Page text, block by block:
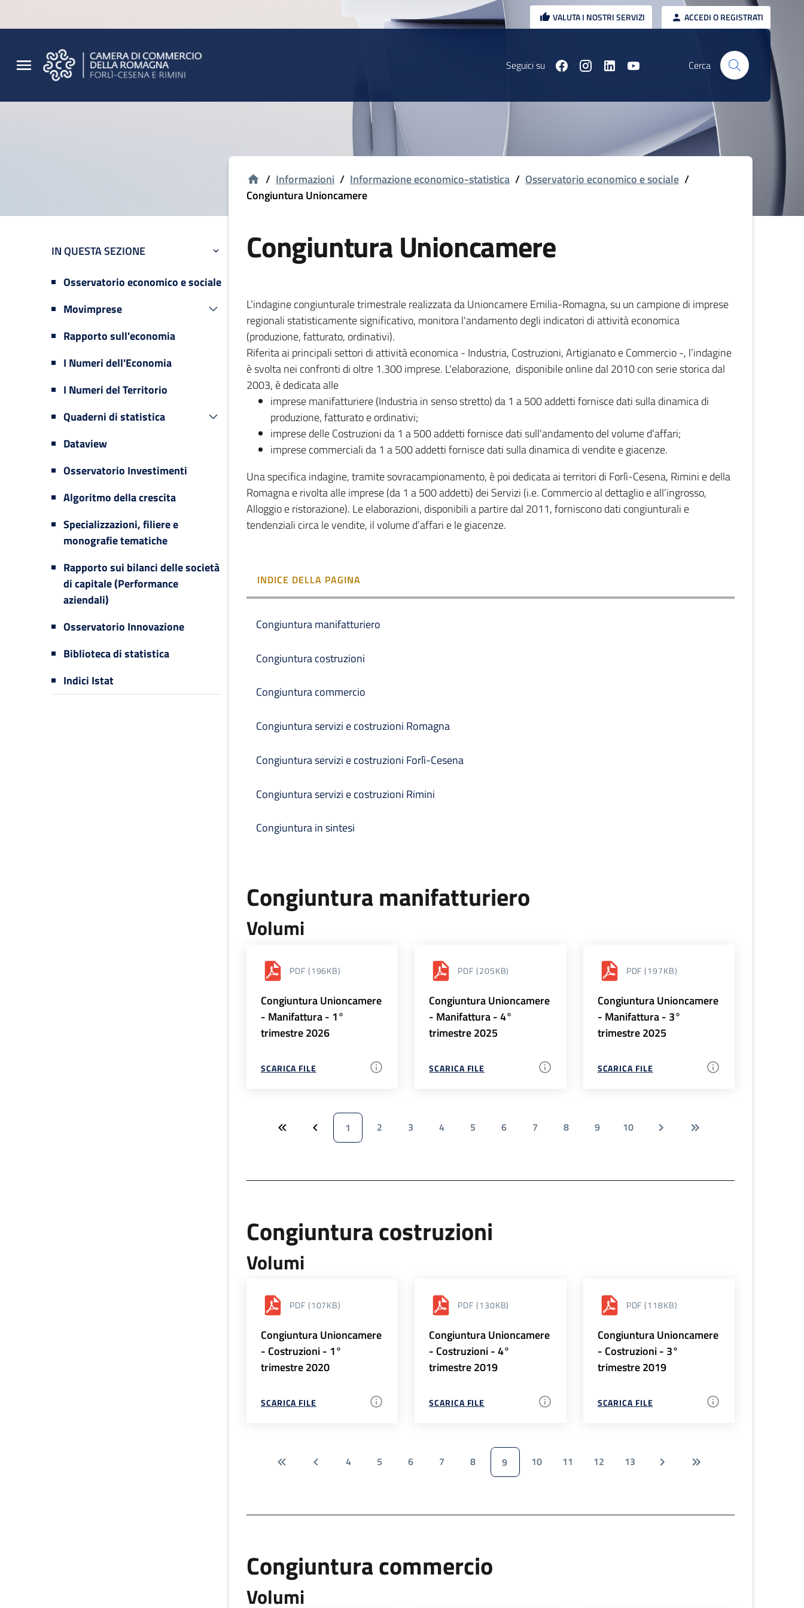
VALUTA I NOSTRI SERVIZI ACCEDI O REGISTRATI
Seguici su Cerca
IN QUESTA SEZIONE
Osservatorio economico e sociale
Movimprese
Rapporto sull'economia
I Numeri dell'Economia
I Numeri del Territorio
Quaderni di statistica
Dataview
Osservatorio Investimenti
Algoritmo della crescita
Specializzazioni, filiere e
monografie tematiche
Rapporto sui bilanci delle società
di capitale (Performance
aziendali)
Osservatorio Innovazione
Biblioteca di statistica
Indici Istat
/ Informazioni / Informazione economico-statistica / Osservatorio economico e sociale /
Congiuntura Unioncamere
Congiuntura Unioncamere
L’indagine congiunturale trimestrale realizzata da Unioncamere Emilia-Romagna, su un campione di imprese
regionali statisticamente significativo, monitora l'andamento degli indicatori di attività economica
(produzione, fatturato, ordinativi).
Riferita ai principali settori di attività economica - Industria, Costruzioni, Artigianato e Commercio -, l’indagine
è svolta nei confronti di oltre 1.300 imprese. L'elaborazione, disponibile online dal 2010 con serie storica dal
2003, è dedicata alle
imprese manifatturiere (Industria in senso stretto) da 1 a 500 addetti fornisce dati sulla dinamica di
produzione, fatturato e ordinativi;
imprese delle Costruzioni da 1 a 500 addetti fornisce dati sull'andamento del volume d'affari;
imprese commerciali da 1 a 500 addetti fornisce dati sulla dinamica di vendite e giacenze.
Una specifica indagine, tramite sovracampionamento, è poi dedicata ai territori di Forlì-Cesena, Rimini e della
Romagna e rivolta alle imprese (da 1 a 500 addetti) dei Servizi (i.e. Commercio al dettaglio e all’ingrosso,
Alloggio e ristorazione). Le elaborazioni, disponibili a partire dal 2011, forniscono dati congiunturali e
tendenziali circa le vendite, il volume d’affari e le giacenze.
INDICE DELLA PAGINA
Congiuntura manifatturiero
Congiuntura costruzioni
Congiuntura commercio
Congiuntura servizi e costruzioni Romagna
Congiuntura servizi e costruzioni Forlì-Cesena
Congiuntura servizi e costruzioni Rimini
Congiuntura in sintesi
Congiuntura manifatturiero
Volumi
PDF (196KB)
Congiuntura Unioncamere
- Manifattura - 1°
trimestre 2026
SCARICA FILE
PDF (205KB)
Congiuntura Unioncamere
- Manifattura - 4°
trimestre 2025
SCARICA FILE
PDF (197KB)
Congiuntura Unioncamere
- Manifattura - 3°
trimestre 2025
SCARICA FILE
1 2 3 4 5 6 7 8 9 10
Congiuntura costruzioni
Volumi
PDF (107KB)
Congiuntura Unioncamere
- Costruzioni - 1°
trimestre 2020
SCARICA FILE
PDF (130KB)
Congiuntura Unioncamere
- Costruzioni - 4°
trimestre 2019
SCARICA FILE
PDF (118KB)
Congiuntura Unioncamere
- Costruzioni - 3°
trimestre 2019
SCARICA FILE
4 5 6 7 8 9 10 11 12 13
Congiuntura commercio
Volumi